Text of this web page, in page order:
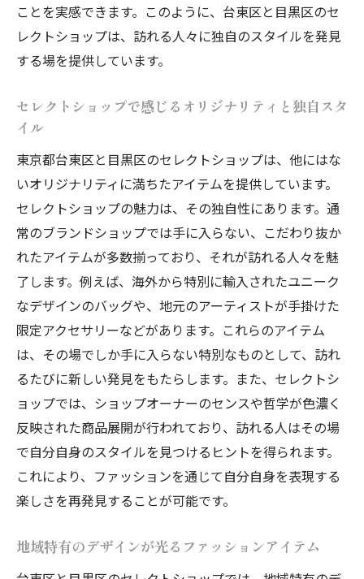
東京で見つける最先端のファッションディ
テール
セレクトショップで新しいスタイルを発見
目黒区と台東区のセレクトショップで独自スタ
イルの追求
自身のスタイルを磨くためのショップ選び
一流のデザインと素材が紡ぐファッション
の魅力
独自の視点で選び抜かれたアイテムの数々
個性を際立たせるためのアイテム選び
東京のセレクトショップでしか見つけられ
ないスタイル
ファッションのトレンドを自分流にアレン
ジ
なファッションの風を感じる
ことを実感できます。このように、台東区と目黒区のセ
レクトショップは、訪れる人々に独自のスタイルを発見
する場を提供しています。
セレクトショップで感じるオリジナリティと独自スタ
イル
東京都台東区と目黒区のセレクトショップは、他にはな
いオリジナリティに満ちたアイテムを提供しています。
セレクトショップの魅力は、その独自性にあります。通
常のブランドショップでは手に入らない、こだわり抜か
れたアイテムが多数揃っており、それが訪れる人々を魅
了します。例えば、海外から特別に輸入されたユニーク
なデザインのバッグや、地元のアーティストが手掛けた
限定アクセサリーなどがあります。これらのアイテム
は、その場でしか手に入らない特別なものとして、訪れ
るたびに新しい発見をもたらします。また、セレクトシ
ョップでは、ショップオーナーのセンスや哲学が色濃く
反映された商品展開が行われており、訪れる人はその場
で自分自身のスタイルを見つけるヒントを得られます。
これにより、ファッションを通じて自分自身を表現する
楽しさを再発見することが可能です。
地域特有のデザインが光るファッションアイテム